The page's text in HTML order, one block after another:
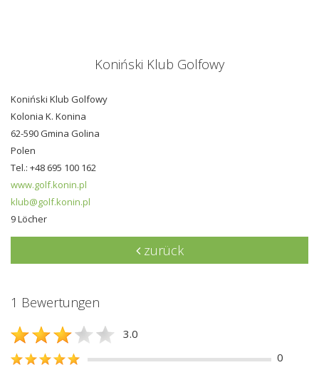
Koniński Klub Golfowy
Koniński Klub Golfowy
Kolonia K. Konina
62-590 Gmina Golina
Polen
Tel.: +48 695 100 162
www.golf.konin.pl
klub@golf.konin.pl
9 Löcher
zurück
1 Bewertungen
3.0
0